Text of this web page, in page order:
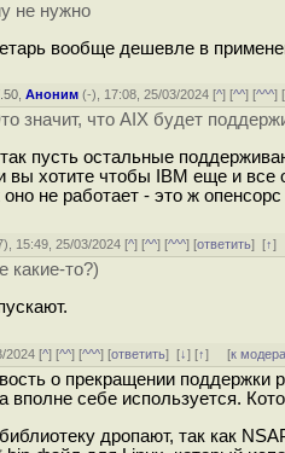
не нужно
вообще дешевле в
,Аноним (-), 17:08, 25/03/2024 [^] [^^] [^^^] [
значит, что AIX будет
пусть остальные
вы хотите чтобы IBM еще и все
оно не работает - это ж
), 15:49, 25/03/2024 [^] [^^] [^^^] [ответить][↑]
какие-то?)
2024 [^] [^^] [^^^] [ответить][↓] [↑] [к
о прекращении поддержки
вполне себе используется.
дропают, так как